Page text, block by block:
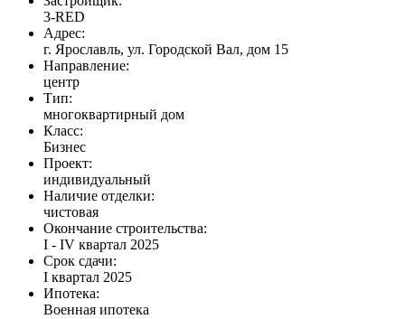
3-RED
Адрес:
г. Ярославль, ул. Городской Вал, дом 15
Направление:
центр
Тип:
многоквартирный дом
Класс:
Бизнес
Проект:
индивидуальный
Наличие отделки:
чистовая
Окончание строительства:
I - IV квартал 2025
Срок сдачи:
I квартал 2025
Ипотека:
Военная ипотека